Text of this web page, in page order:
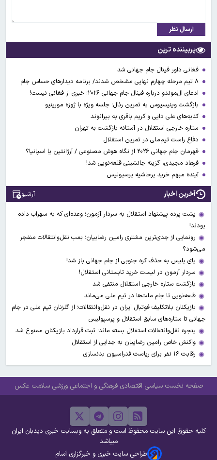
ارسال نظر
پربیننده ترین
فغانی داور فینال جام جهانی شد
ادعای ال‌‍موندو درباره فینال جام جهانی ۲۰۲۶؛ خبری از فغانی نیست!
بازگشت وینیسیوس به تمرین رئال؛ جلسه ویژه با ژوزه مورینیو
کنایه‌های علی دایی و کریم باقری به بیرانوند
ستاره خارجی استقلال در آستانه بازگشت به تهران
دفاع راست تیم‌ملی در تمرین استقلال
قهرمان جام جهانی ۲۰۲۶ از نگاه هوش مصنوعی / آرژانتین یا اسپانیا؟
فرهاد مجیدی، گزینه جانشینی قلعه‌نویی شد!
آینده مبهم خرید پرحاشیه پرسپولیس
آخرین اخبار آرشیو
پشت پرده پیشنهاد استقلال به سردار آزمون؛ وعده‌ای که به سهراب داده
بودند!
رونمایی از جدی‌ترین مشتری رامین رضاییان؛ بمب نقل‌وانتقالات منفجر
می‌شود؟
پای پلیس به حذف کره جنوبی از جام جهانی باز شد!
سردار آزمون در لیست خرید تابستانی استقلال!
بازگشت ستاره خارجی استقلال منتفی شد
قلعه‌نویی تا جام ملت‌ها در تیم ملی می‌ماند
بازیکنان بلاتکلیف فوتبال ایران در نقل‌وانتقالات؛ از گلزنان تیم ملی در جام
جهانی تا ستاره‌های سابق استقلال و پرسپولیس
پنجره نقل‌وانتقالات استقلال بسته ماند؛ ثبت قرارداد بازیکنان ممنوع شد
واکنش خاص رامین رضاییان به جدایی از استقلال
رقابت ۱۶ نفر برای ریاست فدراسیون بدنسازی
صفحه نخست سیاسی اقتصادی فرهنگی و اجتماعی ورزشی سلامت عکس
کلیه حقوق این سایت محفوظ است و متعلق به وبسایت خبری دیدبان ایران
میباشد
طراحی سایت خبری و خبرگزاری آسام